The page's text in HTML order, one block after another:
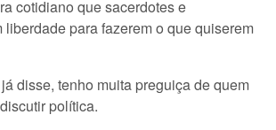
cotidiano que sacerdotes e
liberdade para fazerem o que quiserem
disse, tenho muita preguiça de quem
política.